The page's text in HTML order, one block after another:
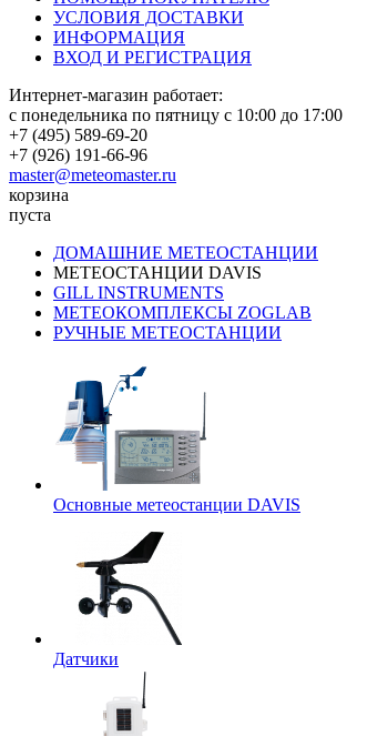
УСЛОВИЯ ДОСТАВКИ
ИНФОРМАЦИЯ
ВХОД И РЕГИСТРАЦИЯ
Интернет-магазин работает:
с понедельника по пятницу с 10:00 до 17:00
+7 (495) 589-69-20
+7 (926) 191-66-96
master@meteomaster.ru
корзина
пуста
ДОМАШНИЕ МЕТЕОСТАНЦИИ
МЕТЕОСТАНЦИИ DAVIS
GILL INSTRUMENTS
МЕТЕОКОМПЛЕКСЫ ZOGLAB
РУЧНЫЕ МЕТЕОСТАНЦИИ
Основные метеостанции DAVIS
Датчики